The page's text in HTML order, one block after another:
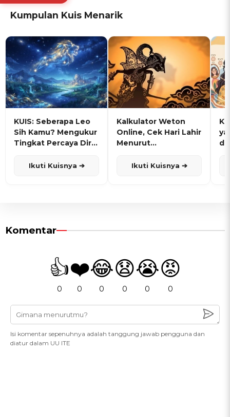
Kumpulan Kuis Menarik
KUIS: Seberapa Leo
Sih Kamu? Mengukur
Tingkat Percaya Diri
Ikuti Kuisnya ➔
Kalkulator Weton
Online, Cek Hari Lahir
Menurut
Ikuti Kuisnya ➔
Komentar
👍
0
❤️
0
😂
0
😧
0
😭
0
😡
0
Isi komentar sepenuhnya adalah tanggung jawab pengguna dan
diatur dalam UU ITE